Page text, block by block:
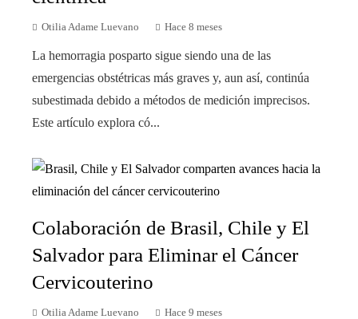
Otilia Adame Luevano Hace 8 meses
La hemorragia posparto sigue siendo una de las
emergencias obstétricas más graves y, aun así, continúa
subestimada debido a métodos de medición imprecisos.
Este artículo explora có...
Colaboración de Brasil, Chile y El
Salvador para Eliminar el Cáncer
Cervicouterino
Otilia Adame Luevano Hace 9 meses